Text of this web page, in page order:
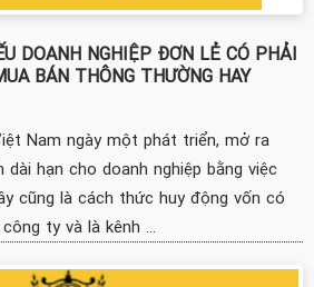
DOANH NGHIỆP ĐƠN LẺ CÓ PHẢI
BÁN THÔNG THƯỜNG HAY
Nam ngày một phát triển, mở ra
hạn cho doanh nghiệp bằng việc
cũng là cách thức huy động vốn có
ty và là kênh ...